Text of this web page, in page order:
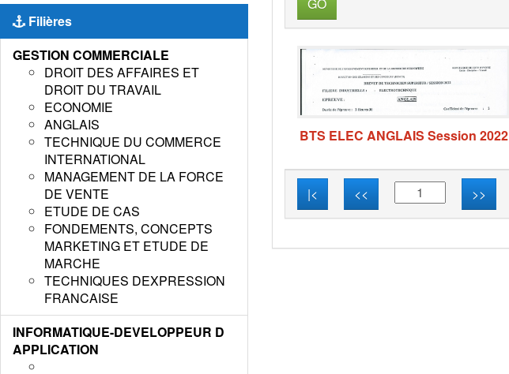
Filières
GESTION COMMERCIALE
DROIT DES AFFAIRES ET
DROIT DU TRAVAIL
ECONOMIE
ANGLAIS
TECHNIQUE DU COMMERCE
INTERNATIONAL
MANAGEMENT DE LA FORCE
DE VENTE
ETUDE DE CAS
FONDEMENTS, CONCEPTS
MARKETING ET ETUDE DE
MARCHE
TECHNIQUES DEXPRESSION
FRANCAISE
INFORMATIQUE-DEVELOPPEUR D
APPLICATION
BTS ELEC ANGLAIS Session 2022
|< << >>